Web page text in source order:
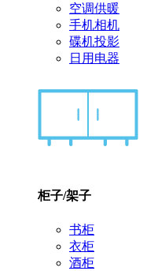
空调供暖
手机相机
碟机投影
日用电器
柜子/架子
书柜
衣柜
酒柜